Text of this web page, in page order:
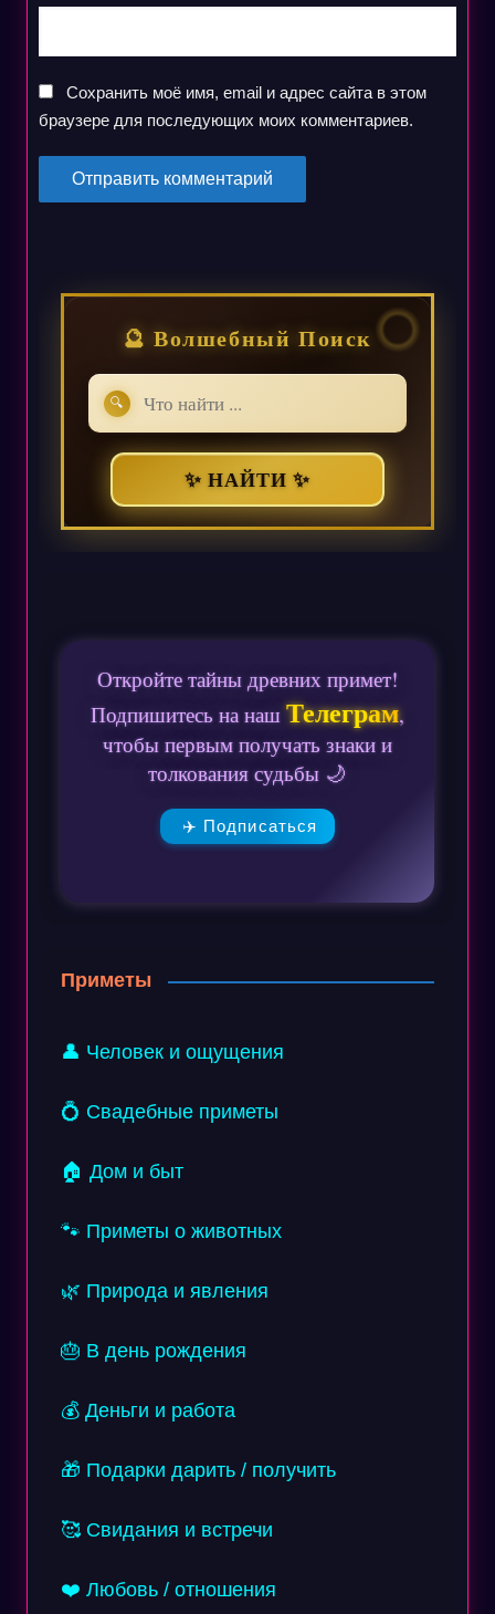
Сохранить моё имя, email и адрес сайта в этом
браузере для последующих моих комментариев.
🔮 Волшебный Поиск
🔍
✨ НАЙТИ ✨
Откройте тайны древних примет!
Подпишитесь на нашТелеграм,
чтобы первым получать знаки и
толкования судьбы 🌙
✈️ Подписаться
Приметы
👤 Человек и ощущения
💍 Свадебные приметы
🏠 Дом и быт
🐾 Приметы о животных
🌿 Природа и явления
🎂 В день рождения
💰 Деньги и работа
🎁 Подарки дарить / получить
🥰 Свидания и встречи
❤️ Любовь / отношения